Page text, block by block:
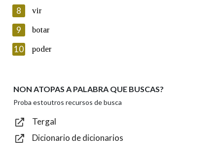
Lin e acepto as condicións da política de
Introduce o código que aparece na imaxe:
Texto de verificación
8 vir
9 botar
10 poder
NON ATOPAS A PALABRA QUE BUSCAS?
Proba estoutros recursos de busca
Tergal
Dicionario de dicionarios